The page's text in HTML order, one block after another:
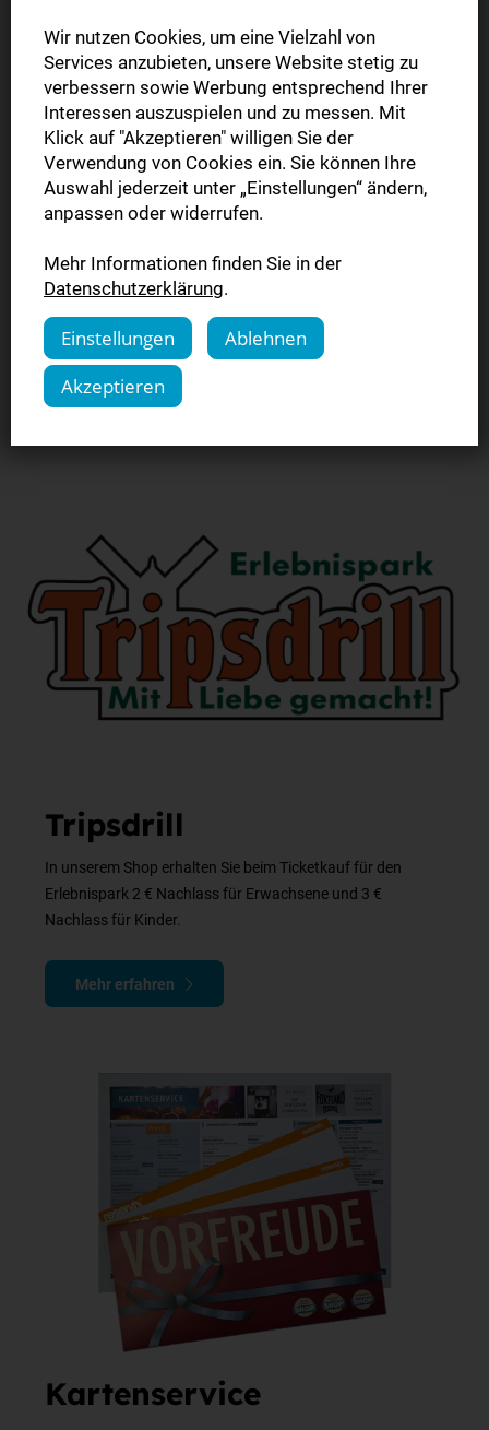
Freilandmuseum
In unserem Shop (SHA - Haller Tagblatt) erhalten Sie beim
Kauf einer Familien-Jahreskarte 10 % Rabatt.
Mehr erfahren
Tripsdrill
In unserem Shop erhalten Sie beim Ticketkauf für den
Erlebnispark 2 € Nachlass für Erwachsene und 3 €
Nachlass für Kinder.
Mehr erfahren
Kartenservice
Wir nutzen Cookies, um eine Vielzahl von
Services anzubieten, unsere Website stetig zu
verbessern sowie Werbung entsprechend Ihrer
Interessen auszuspielen und zu messen. Mit
Klick auf "Akzeptieren" willigen Sie der
Verwendung von Cookies ein. Sie können Ihre
Auswahl jederzeit unter „Einstellungen“ ändern,
anpassen oder widerrufen.
Mehr Informationen finden Sie in der
Datenschutzerklärung.
Einstellungen
Ablehnen
Akzeptieren